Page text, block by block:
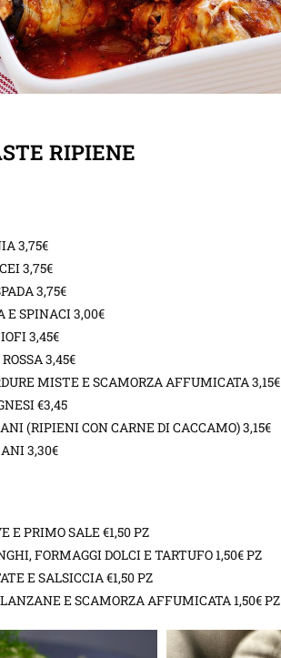
RIPIENE
3,75€
3,75€
3,75€
E SPINACI 3,00€
3,45€
3,45€
MISTE E SCAMORZA AFFUMICATA 3,15€
€3,45
(RIPIENI CON CARNE DI CACCAMO) 3,15€
3,30€
E PRIMO SALE €1,50 PZ
FORMAGGI DOLCI E TARTUFO 1,50€ PZ
E SALSICCIA €1,50 PZ
E SCAMORZA AFFUMICATA 1,50€ PZ